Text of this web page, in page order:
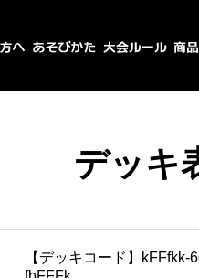
デッキ
【デッキコード】
kFFfkk-